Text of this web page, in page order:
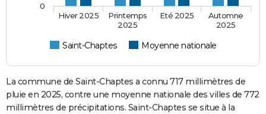
Saint-Chaptes Moyenne nationale
Hiver 2025
Printemps
2025
Eté 2025
Automne
2025
0
La commune de Saint-Chaptes a connu 717 millimètres de
pluie en 2025, contre une moyenne nationale des villes de 772
millimètres de précipitations. Saint-Chaptes se situe à la